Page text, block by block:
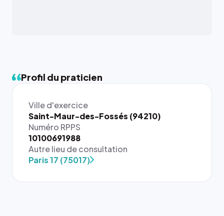
Profil du praticien
Ville d'exercice
Saint-Maur-des-Fossés (94210)
Numéro RPPS
10100691988
Autre lieu de consultation
Paris 17 (75017)
{# 40×40
: la taille
rendue par
`.profile-